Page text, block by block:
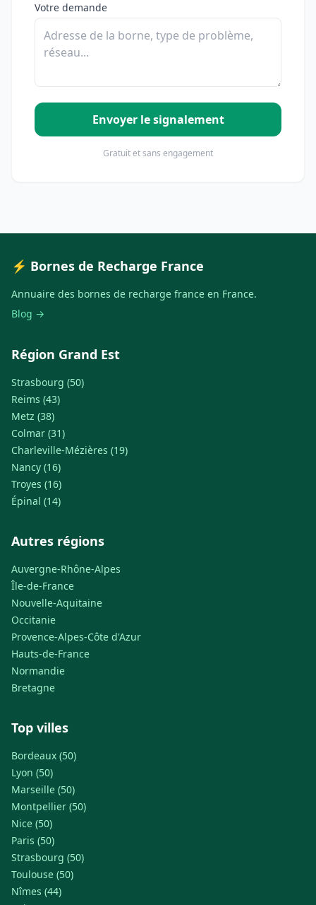
Votre demande
Envoyer le signalement
Gratuit et sans engagement
⚡ Bornes de Recharge France
Annuaire des bornes de recharge france en France.
Blog →
Région Grand Est
Strasbourg (50)
Reims (43)
Metz (38)
Colmar (31)
Charleville-Mézières (19)
Nancy (16)
Troyes (16)
Épinal (14)
Autres régions
Auvergne-Rhône-Alpes
Île-de-France
Nouvelle-Aquitaine
Occitanie
Provence-Alpes-Côte d'Azur
Hauts-de-France
Normandie
Bretagne
Top villes
Bordeaux (50)
Lyon (50)
Marseille (50)
Montpellier (50)
Nice (50)
Paris (50)
Strasbourg (50)
Toulouse (50)
Nîmes (44)